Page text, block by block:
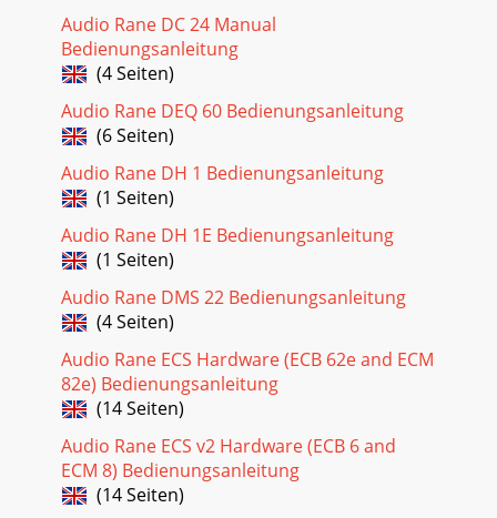
Audio Rane DC 24 Manual
Bedienungsanleitung
(4 Seiten)
Audio Rane DEQ 60 Bedienungsanleitung
(6 Seiten)
Audio Rane DH 1 Bedienungsanleitung
(1 Seiten)
Audio Rane DH 1E Bedienungsanleitung
(1 Seiten)
Audio Rane DMS 22 Bedienungsanleitung
(4 Seiten)
Audio Rane ECS Hardware (ECB 62e and ECM
82e) Bedienungsanleitung
(14 Seiten)
Audio Rane ECS v2 Hardware (ECB 6 and
ECM 8) Bedienungsanleitung
(14 Seiten)